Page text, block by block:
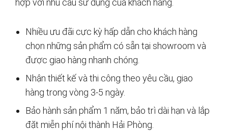
hợp với nhu cầu sử dụng của khách hàng.
Nhiều ưu đãi cực kỳ hấp dẫn cho khách hàng
chọn những sản phẩm có sẵn tại showroom và
được giao hàng nhanh chóng.
Nhận thiết kế và thi công theo yêu cầu, giao
hàng trong vòng 3-5 ngày.
Bảo hành sản phẩm 1 năm, bảo trì dài hạn và lắp
đặt miễn phí nội thành Hải Phòng.